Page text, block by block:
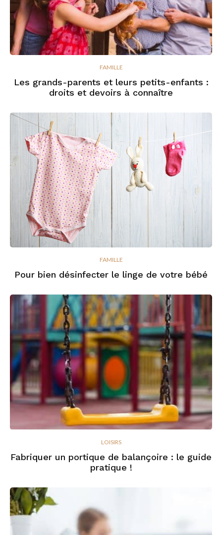
FAMILLE
Les grands-parents et leurs petits-enfants :
droits et devoirs à connaître
FAMILLE
Pour bien désinfecter le linge de votre bébé
LOISIRS
Fabriquer un portique de balançoire : le guide
pratique !